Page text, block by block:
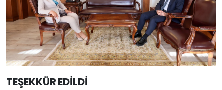
TEŞEKKÜR EDİLDİ